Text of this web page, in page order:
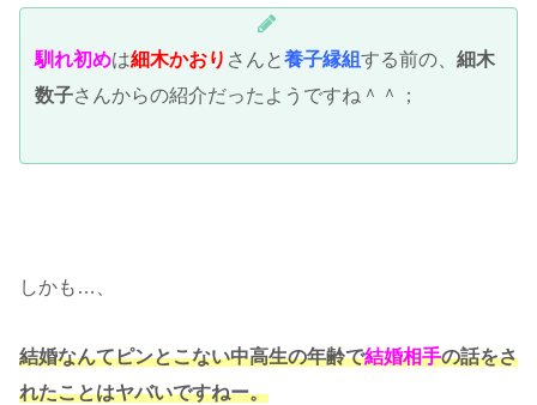
馴れ初めは細木かおり さんと養子縁組する前の、 細木
数子さんからの紹介だったようですね＾＾；
しかも…、
結婚なんてピンとこない中高生の年齢で結婚相手の話をさ
れたことはヤバいですねー。